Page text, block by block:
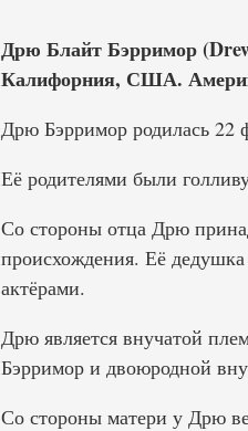
Дрю Блайт Бэрримор
Калифорния, США.
Дрю Бэрримор родилась 22
Её родителями были
Со стороны отца Дрю
происхождения. Её
актёрами.
Дрю является внучатой
Бэрримор и двоюродной
Со стороны матери у Дрю